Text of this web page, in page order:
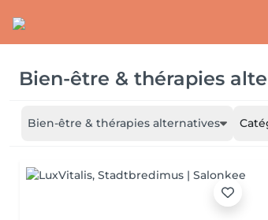
Bien-être & thérapies
Bien-être & thérapies alternatives